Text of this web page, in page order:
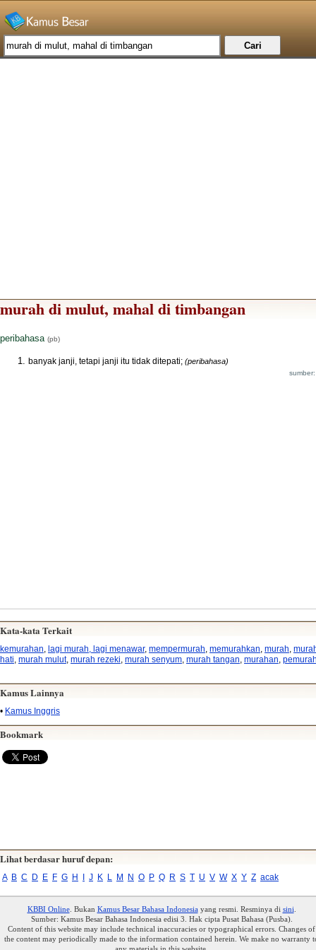
murah di mulut, mahal di timbangan
peribahasa (pb)
banyak janji, tetapi janji itu tidak ditepati; (peribahasa)
Kata-kata Terkait
kemurahan lagi murah, lagi menawar, mempermurah memurahkan murah
hati murah mulut, murah rezeki murah senyum murah tangan murahan
Kamus Lainnya
• Kamus Inggris
Bookmark
Lihat berdasar huruf depan:
A B C D E F G H J K L M N O P Q R S T U V W X Y Z acak
KBBI Online. Bukan Kamus Besar Bahasa Indonesiayang resmi. Resminya di sini
Sumber: Kamus Besar Bahasa Indonesia edisi 3. Hak cipta Pusat Bahasa (Pusba).
Content of this website may include technical inaccuracies or typographical errors. Changes of
the content may periodically made to the information contained herein. We make no warranty